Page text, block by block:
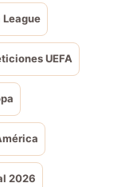
League
UEFA
2026